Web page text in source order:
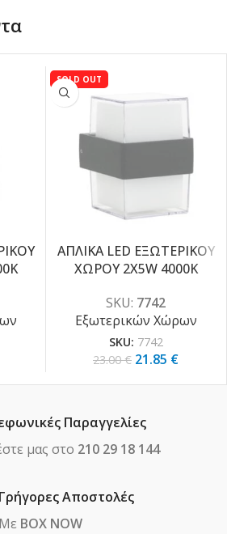
SOLD OUT
ΑΠΛΙΚΑ LED ΕΞΩΤΕΡΙΚΟΥ
ΧΩΡΟΥ 2X5W 4000K
SKU: 7742
Εξωτερικών Χώρων
SKU: 7742
23.00€ 21.85 €
Παραγγελίες
μας στο 210 29 18 144
Γρήγορες Αποστολές
Με BOX NOW